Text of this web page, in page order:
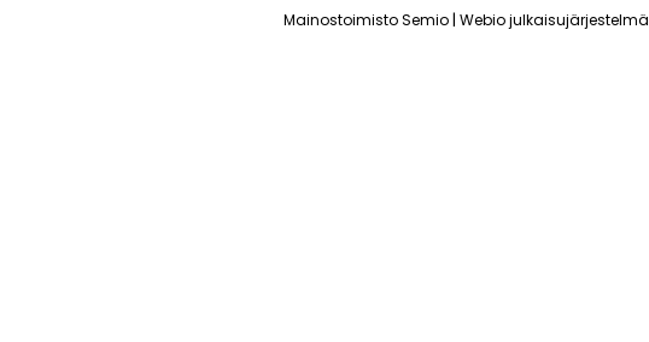
Mainostoimisto Semio| Webio julkaisujärjestelmä